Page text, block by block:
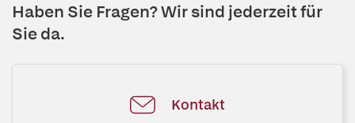
Haben Sie Fragen? Wir sind jederzeit für
Sie da.
Kontakt